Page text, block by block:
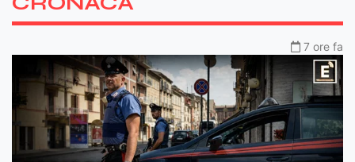
7 ore fa